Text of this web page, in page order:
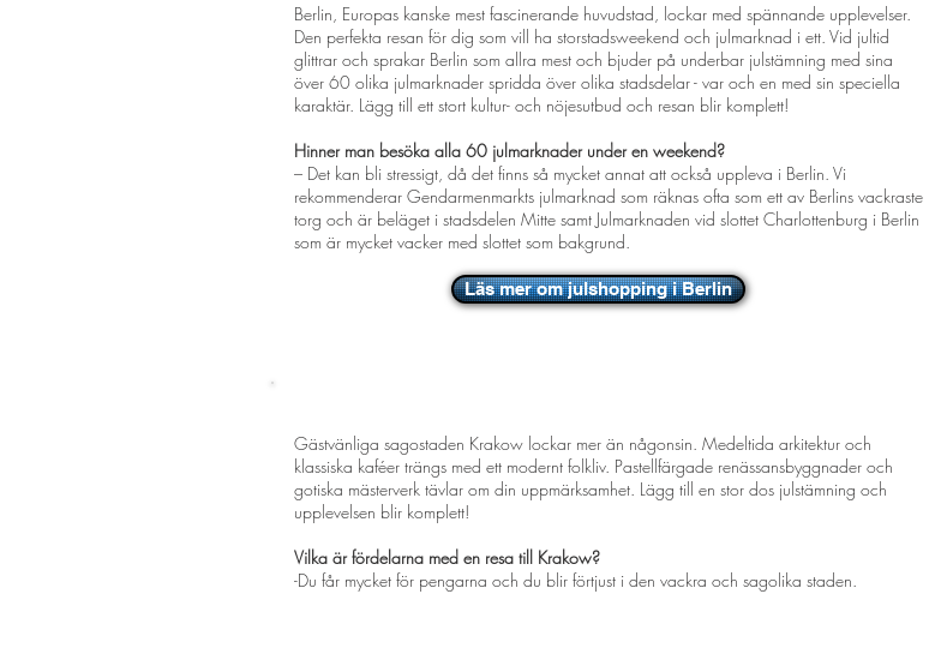
Berlin, Europas kanske mest fascinerande huvudstad, lockar med spännande upplevelser.
Den perfekta resan för dig som vill ha storstadsweekend och julmarknad i ett. Vid jultid
glittrar och sprakar Berlin som allra mest och bjuder på underbar julstämning med sina
över 60 olika julmarknader spridda över olika stadsdelar - var och en med sin speciella
karaktär. Lägg till ett stort kultur- och nöjesutbud och resan blir komplett!
Hinner man besöka alla 60 julmarknader under en weekend?
– Det kan bli stressigt, då det finns så mycket annat att också uppleva i Berlin. Vi
rekommenderar Gendarmenmarkts julmarknad som räknas ofta som ett av Berlins vackraste
torg och är beläget i stadsdelen Mitte samt Julmarknaden vid slottet Charlottenburg i Berlin
som är mycket vacker med slottet som bakgrund.
Läs mer om julshopping i Berlin
Gästvänliga sagostaden Krakow lockar mer än någonsin. Medeltida arkitektur och
klassiska kaféer trängs med ett modernt folkliv. Pastellfärgade renässansbyggnader och
gotiska mästerverk tävlar om din uppmärksamhet. Lägg till en stor dos julstämning och
upplevelsen blir komplett!
Vilka är fördelarna med en resa till Krakow?
-Du får mycket för pengarna och du blir förtjust i den vackra och sagolika staden.